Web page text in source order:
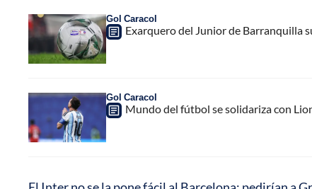
Gol Caracol
Exarquero del Junior de Barranquilla
Gol Caracol
Mundo del fútbol se solidariza con